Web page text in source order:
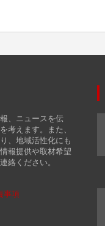
、ニュースを伝
考えます。また、
、地域活性化にも
報提供や取材希望
絡ください。
事項